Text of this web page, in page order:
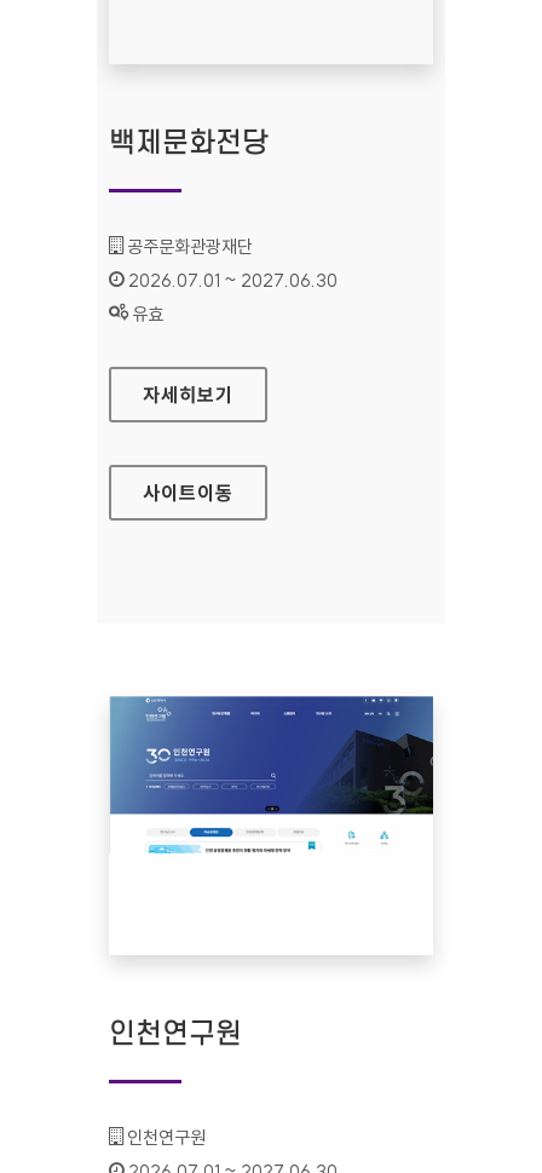
백제문화전당
기관명 :
공주문화관광재단
인증기간 :
2026.07.01 ~ 2027.06.30
상태 :
유효
백제문화전당
자세히보기
사이트이동
인천연구원
기관명 :
인천연구원